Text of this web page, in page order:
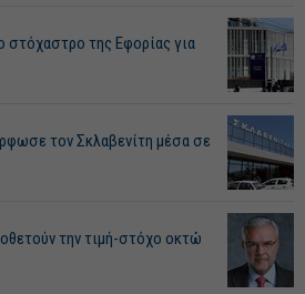
στόχαστρο της Εφορίας για
τον Σκλαβενίτη μέσα σε
την τιμή-στόχο οκτώ